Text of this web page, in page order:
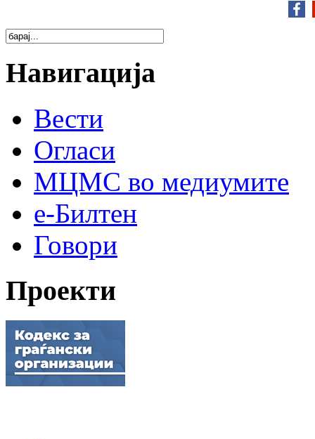
Навигација
Вести
Огласи
МЦМС во медиумите
е-Билтен
Говори
Проекти